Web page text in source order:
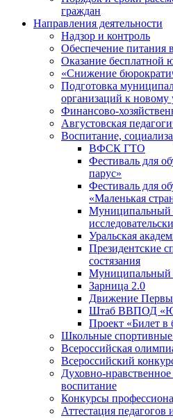
граждан
Направления деятельности
Надзор и контроль
Обеспечение
Оказание бесплатной
«Снижение
Подготовка
организаций к новому
Финансово-
Августовская
Воспитание,
ВФСК ГТО
Фестиваль для
парус»
Фестиваль для
«Маленькая
Муниципальный
Уральская
Президентские
состязания
Муниципальный
Зарница 2.0
Движение
Штаб ВВПОД
Проект «Билет в
Школьные
Всероссийская
Всероссийский
Духовно-
воспитание
Конкурсы
Аттестация педагогов